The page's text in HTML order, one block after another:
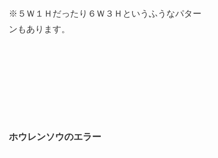
※５Ｗ１Ｈだったり６Ｗ３Ｈというふうなパター
ンもあります。
ホウレンソウのエラー